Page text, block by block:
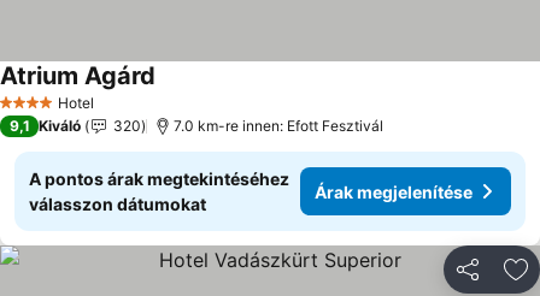
4 KategóriaHotel
Atrium Agárd
9,1 Kiváló 320 7.0 km-re innen: Efott Fesztivál
A pontos árak megtekintéséhez
válasszon dátumokat
Árak megjelenítése